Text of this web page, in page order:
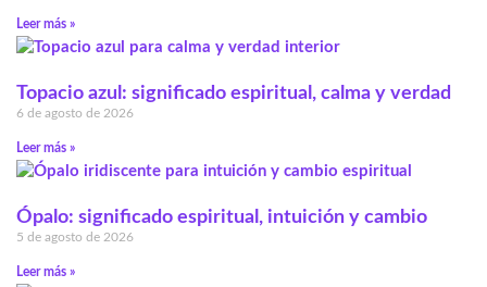
Leer más »
Topacio azul: significado espiritual, calma y verdad
6 de agosto de 2026
Leer más »
Ópalo: significado espiritual, intuición y cambio
5 de agosto de 2026
Leer más »